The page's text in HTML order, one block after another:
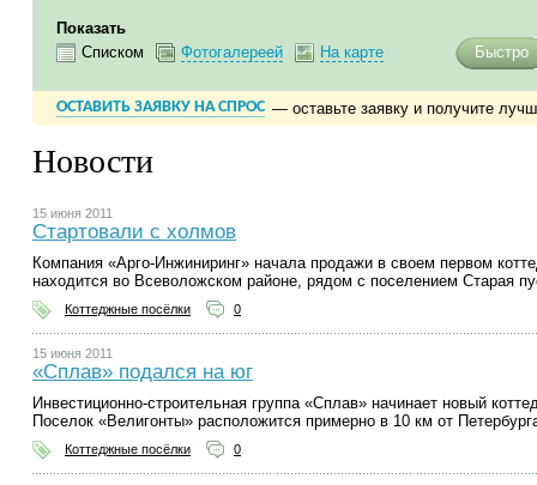
Показать
Списком
Фотогалереей На карте Быстро
ОСТАВИТЬ ЗАЯВКУ НА СПРОС — оставьте заявку и получите
Новости
15 июня 2011
Стартовали с холмов
Компания «Арго-Инжиниринг» начала продажи в своем первом
находится во Всеволожском районе, рядом с поселением Старая
Коттеджные посёлки 0
15 июня 2011
«Сплав» подался на юг
Инвестиционно-строительная группа «Сплав» начинает новый
Поселок «Велигонты» расположится примерно в 10 км от
Коттеджные посёлки 0